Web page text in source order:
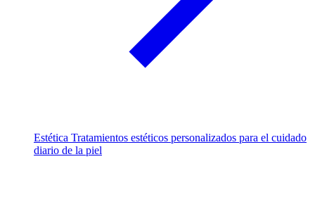
Estética Tratamientos estéticos personalizados para el cuidado
diario de la piel